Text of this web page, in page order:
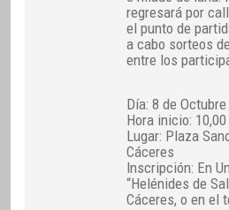
regresará por
el punto de
a cabo sorteos
entre los
Día: 8 de Octubre
Hora inicio: 10,00
Lugar: Plaza
Cáceres
Inscripción: En
“Helénides de
Cáceres, o en el